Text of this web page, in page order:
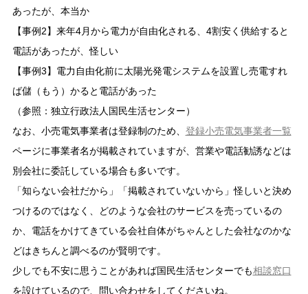
あったが、本当か
【事例2】来年4月から電力が自由化される、4割安く供給すると
電話があったが、怪しい
【事例3】電力自由化前に太陽光発電システムを設置し売電すれ
ば儲（もう）かると電話があった
（参照：独立行政法人国民生活センター）
なお、小売電気事業者は登録制のため、 登録小売電気事業者一覧
ページに事業者名が掲載されていますが、営業や電話勧誘などは
別会社に委託している場合も多いです。
「知らない会社だから」「掲載されていないから」怪しいと決め
つけるのではなく、どのような会社のサービスを売っているの
か、電話をかけてきている会社自体がちゃんとした会社なのかな
どはきちんと調べるのが賢明です。
少しでも不安に思うことがあれば国民生活センターでも相談窓口
を設けているので、問い合わせをしてくださいね。